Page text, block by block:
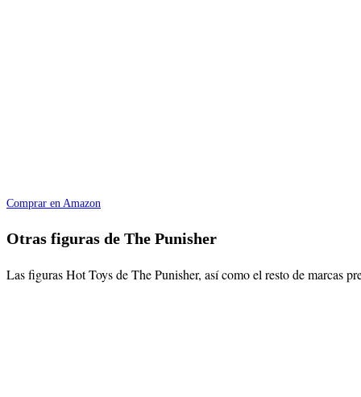
Comprar en Amazon
Otras figuras de The Punisher
Las figuras Hot Toys de The Punisher, así como el resto de marcas